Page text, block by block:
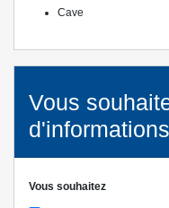
Cave
Vous
Vous souhaitez